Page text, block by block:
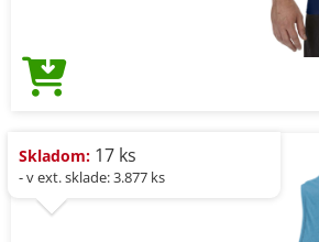
Skladom: 17 ks
- v ext. sklade: 3.877 ks